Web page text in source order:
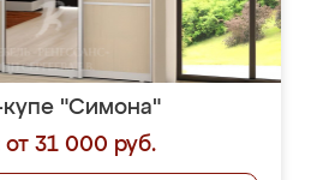
"Симона"
от 31 000 руб.